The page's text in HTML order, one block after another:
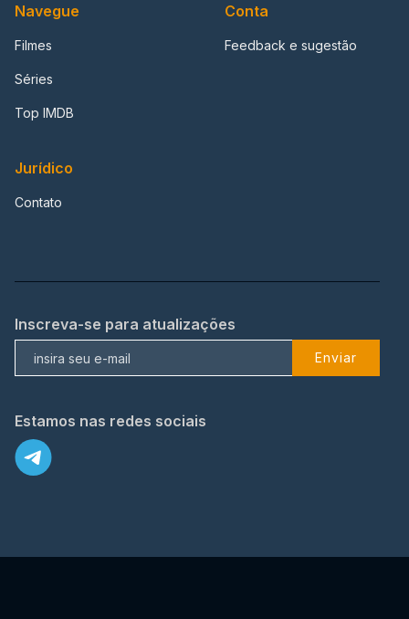
Navegue
Filmes
Séries
Top IMDB
Conta
Feedback e sugestão
Jurídico
Contato
Inscreva-se para atualizações
Enviar
Estamos nas redes sociais